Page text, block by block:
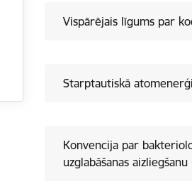
Vispārējais līgums par
Starptautiskā
Konvencija par
uzglabāšanas